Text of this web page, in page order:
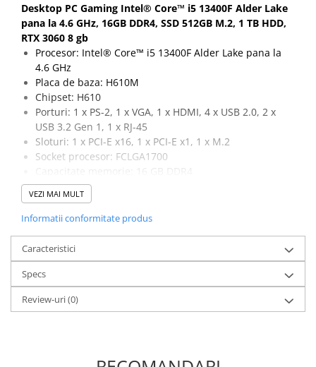
Desktop PC Gaming Intel® Core™ i5 13400F Alder Lake
pana la 4.6 GHz, 16GB DDR4, SSD 512GB M.2, 1 TB HDD,
RTX 3060 8 gb
Procesor: Intel® Core™ i5 13400F Alder Lake pana la
4.6 GHz
Placa de baza: H610M
Chipset: H610
Porturi: 1 x PS-2, 1 x VGA, 1 x HDMI, 4 x USB 2.0, 2 x
USB 3.2 Gen 1, 1 x RJ-45
Sloturi: 1 x PCI-E x16, 1 x PCI-E x1, 1 x M.2
Socket procesor: FCLGA1700
Capacitate stocare: 512 GB SSD M.2 + 1 TB HDD
Placa video: RTX 3060 8 gb GDDR6 128-bit, 1 x HDMI, 3
x DisplayPort
VEZI MAI MULT
Informatii conformitate produs
Caracteristici
Specs
Review-uri(0)